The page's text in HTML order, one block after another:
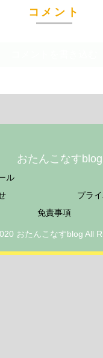
コメント
おたんこなすblog
ル
プラ
免責事項
おたんこなすblog All